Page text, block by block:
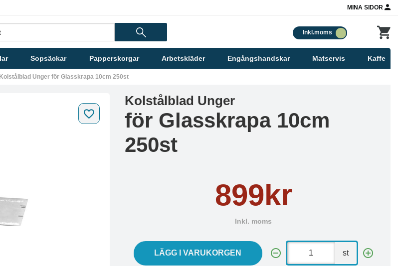
MINA SIDOR
Inkl.moms
Sopsäckar Papperskorgar Arbetskläder Engångshandskar Matservis Kaffe
Kolstålblad Unger för Glasskrapa 10cm 250st
Kolstålblad Unger
för Glasskrapa 10cm
250st
899kr
Inkl. moms
LÄGG I VARUKORGEN st